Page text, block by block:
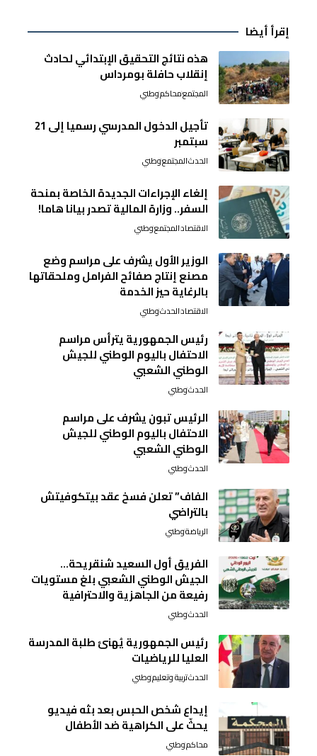
إقرأ أيضا
هذه نتائج التحقيق الإبتدائي لحادث
إنقلاب حافلة بومرداس
المجتمعمحاكموطني
تأجيل الدخول المدرسي رسميا إلى 21
سبتمبر
الحدثالمجتمعوطني
إلغاء الإجراءات الجديدة الخاصة بمنحة
السفر.. وزارة المالية تصدر بيانا هاما!
الاقتصادالمجتمعوطني
الوزير الأول يشرف على مراسم وضع
مصنع إنتاج صفائح الفرامل وملحقاتها
بالرغاية حيز الخدمة
الاقتصادالحدثوطني
رئيس الجمهورية يترأس مراسم
الاحتفال باليوم الوطني للجيش
الوطني الشعبي
الحدثوطني
الرئيس تبون يشرف على مراسم
الاحتفال باليوم الوطني للجيش
الوطني الشعبي
الحدثوطني
الفاف” تعلن فسخ عقد بيتكوفيتش
بالتراضي
الرياضةوطني
الفريق أول السعيد شنقريحة…
الجيش الوطني الشعبي بلغ مستويات
رفيعة من الجاهزية والاحترافية
الحدثوطني
رئيس الجمهورية يُهنئ طلبة المدرسة
العليا للرياضيات
الحدثتربية وتعليموطني
إيداع شخص الحبس بعد بثه فيديو
يحثّ على الكراهية ضد الأطفال
محاكموطني